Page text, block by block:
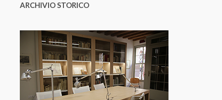
ARCHIVIO STORICO